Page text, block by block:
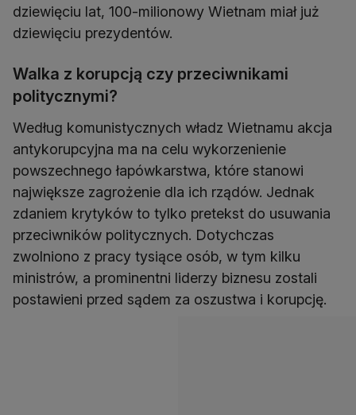
dziewięciu lat, 100-milionowy Wietnam miał już
dziewięciu prezydentów.
Walka z korupcją czy przeciwnikami
politycznymi?
Według komunistycznych władz Wietnamu akcja
antykorupcyjna ma na celu wykorzenienie
powszechnego łapówkarstwa, które stanowi
największe zagrożenie dla ich rządów. Jednak
zdaniem krytyków to tylko pretekst do usuwania
przeciwników politycznych. Dotychczas
zwolniono z pracy tysiące osób, w tym kilku
ministrów, a prominentni liderzy biznesu zostali
postawieni przed sądem za oszustwa i korupcję.